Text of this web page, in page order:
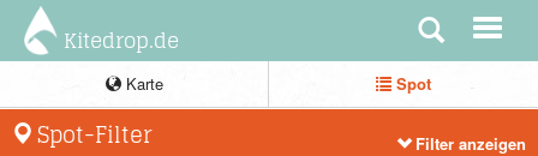
Kitedrop.de
Karte Spot
Spot-Filter
Filter anzeigen